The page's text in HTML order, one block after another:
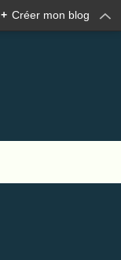
+ Créer mon blog